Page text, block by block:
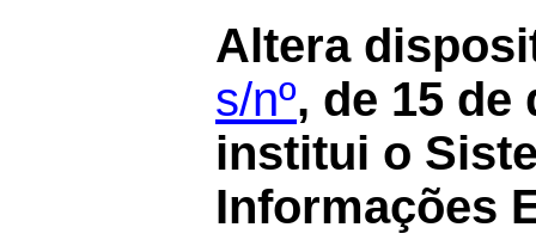
Altera
s/nº, de 15 de
institui o
Informações